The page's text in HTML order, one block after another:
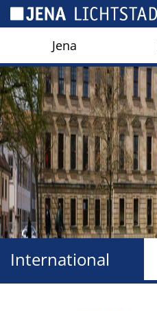
Jena
International
Cookie-Einstellungen